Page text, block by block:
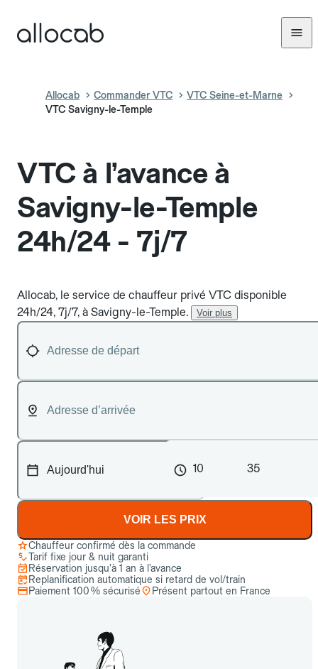
Allocab Commander VTC
VTC Seine-et-Marne
VTC Savigny-le-Temple
VTC à l’avance à
Savigny-le-Temple
24h/24 - 7j/7
Allocab, le service de chauffeur privé VTC disponible
24h/24, 7j/7, à Savigny-le-Temple.
Voir plus
10 35
VOIR LES PRIX
Chauffeur confirmé dès la commande
Tarif fixe jour & nuit garanti
Réservation jusqu’à 1 an à l’avance
Replanification automatique si retard de vol/train
Paiement 100 % sécurisé
Présent partout en France